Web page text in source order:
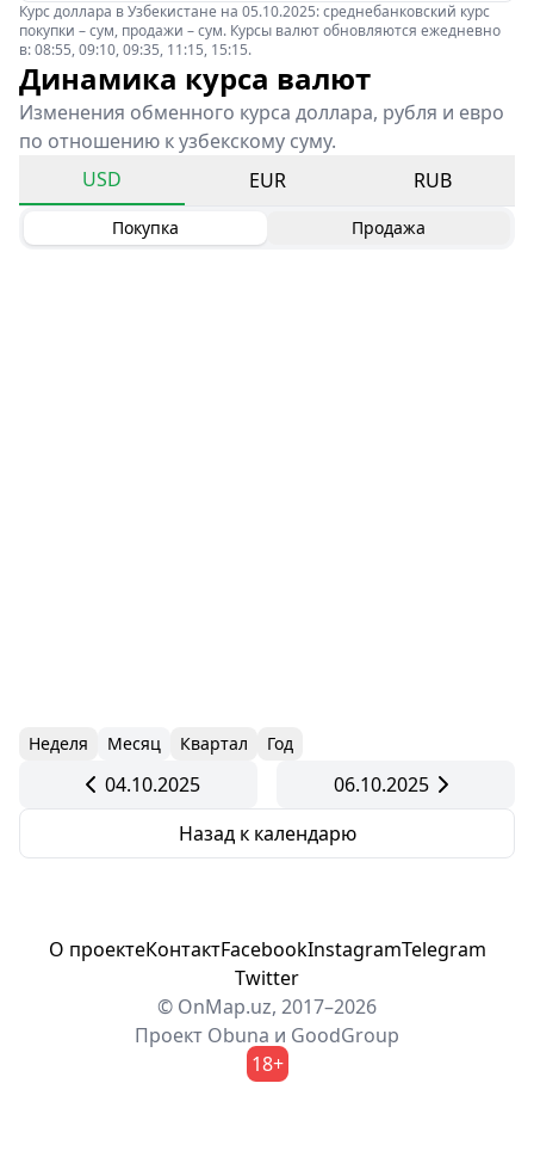
Курс доллара в Узбекистане на 05.10.2025: среднебанковский курс
покупки – сум, продажи – сум. Курсы валют обновляются ежедневно
в: 08:55, 09:10, 09:35, 11:15, 15:15.
Динамика курса валют
Изменения обменного курса доллара, рубля и евро
по отношению к узбекскому суму.
USD
EUR RUB
Покупка Продажа
Неделя Месяц Квартал Год
04.10.2025
06.10.2025
Назад к календарю
О проектеКонтактFacebookInstagramTelegram
Twitter
© OnMap.uz, 2017–2026
Проект Obuna и GoodGroup
18+